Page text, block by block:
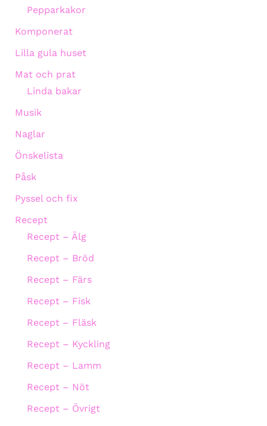
Pepparkakor
Komponerat
Lilla gula huset
Mat och prat
Linda bakar
Musik
Naglar
Önskelista
Påsk
Pyssel och fix
Recept
Recept – Älg
Recept – Bröd
Recept – Färs
Recept – Fisk
Recept – Fläsk
Recept – Kyckling
Recept – Lamm
Recept – Nöt
Recept – Övrigt